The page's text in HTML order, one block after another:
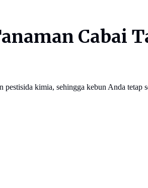
Cabai
kimia, sehingga kebun Anda tetap